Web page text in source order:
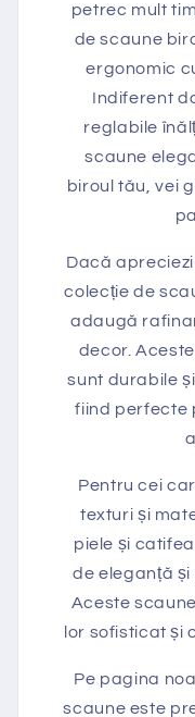
petrec mult
de scaune
ergonomic
Indiferent
reglabile
scaune
biroul tău, vei
Dacă
colecție de
adaugă
decor.
sunt durabile
fiind perfecte
Pentru cei
texturi și
piele și
de eleganță și
Aceste
lor sofisticat și
Pe pagina
scaune este